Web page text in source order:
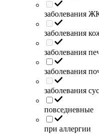
заболевания
заболевания
заболевания
заболевания
заболевания
повседневные
при аллергии